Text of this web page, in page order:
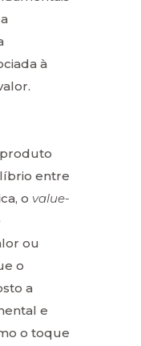
à
entre
o value-
ou
o
a
e
o toque